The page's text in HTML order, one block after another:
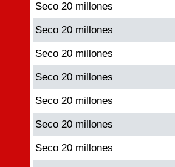
Seco 20 millones
Seco 20 millones
Seco 20 millones
Seco 20 millones
Seco 20 millones
Seco 20 millones
Seco 20 millones